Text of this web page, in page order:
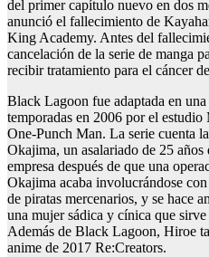
del primer capítulo nuevo en dos
anunció el fallecimiento de
King Academy. Antes del
cancelación de la serie de manga
recibir tratamiento para el cáncer
Black Lagoon fue adaptada en
temporadas en 2006 por el
One-Punch Man. La serie cuenta
Okajima, un asalariado de 25 años
empresa después de que una
Okajima acaba involucrándose
de piratas mercenarios, y se hace
una mujer sádica y cínica que
Además de Black Lagoon, Hiroe
anime de 2017 Re:Creators.